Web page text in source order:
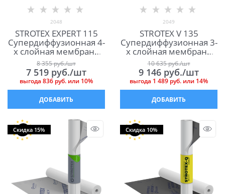
2048
STROTEX EXPERT 115
Cупердиффузионная 4-
х слойная мембрана
для кровли и фасада
8 355 руб./шт
7 519 руб./шт
выгода 836 руб. или 10%
ДОБАВИТЬ
2049
STROTEX V 135
Супердиффузионная 3-
х слойная мембрана
для кровли и фасада
10 635 руб./шт
9 146 руб./шт
выгода 1 489 руб. или 14%
ДОБАВИТЬ
Скидка 15% Скидка 10%